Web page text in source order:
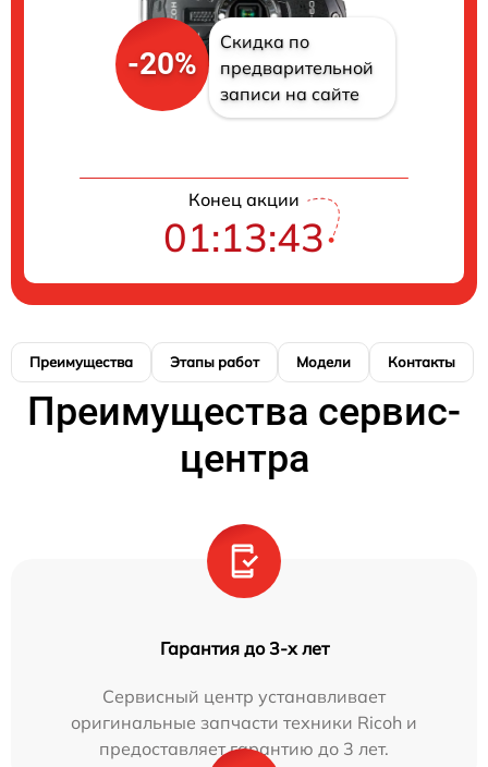
-20%
Скидка по
предварительной
записи на сайте
Конец акции
01:13:43
Преимущества Этапы работ Модели Контакты
Преимущества сервис-
центра
Гарантия до 3-х лет
Сервисный центр устанавливает
оригинальные запчасти техники Ricoh и
предоставляет гарантию до 3 лет.